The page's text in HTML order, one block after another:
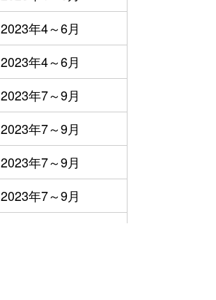
2023年4～6月
2023年4～6月
2023年7～9月
2023年7～9月
2023年7～9月
2023年7～9月